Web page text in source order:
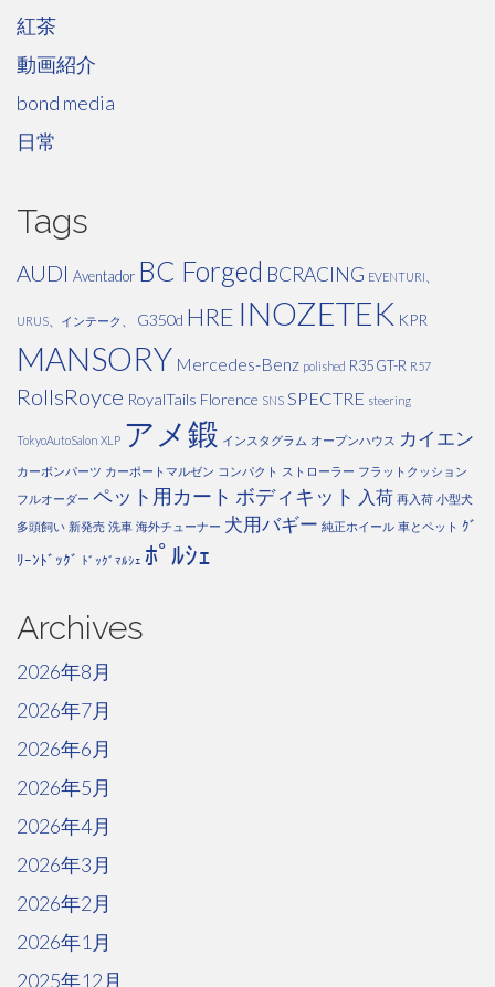
紅茶
動画紹介
bond media
日常
Tags
AUDI Aventador BC Forged BCRACING EVENTURI、
URUS、インテーク、 G350d HRE INOZETEK KPR
MANSORY Mercedes-Benz polished R35 GT-R R57
RollsRoyce RoyalTails Florence SNS SPECTRE steering
TokyoAutoSalon XLP アメ鍛 インスタグラム オープンハウス カイエン
カーボンパーツ カーポートマルゼン コンパクト ストローラー フラットクッション
フルオーダー ペット用カート ボディキット 入荷 再入荷 小型犬
多頭飼い 新発売 洗車 海外チューナー 犬用バギー 純正ホイール 車とペット ｸﾞ
ﾘｰﾝﾄﾞｯｸﾞ ﾄﾞｯｸﾞﾏﾙｼｪ ﾎﾟﾙｼｪ
Archives
2026年8月
2026年7月
2026年6月
2026年5月
2026年4月
2026年3月
2026年2月
2026年1月
2025年12月